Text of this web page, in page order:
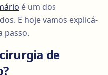
é um dos
E hoje vamos explicá-
passo.
de